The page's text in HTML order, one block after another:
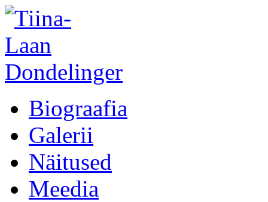
Biograafia
Galerii
Näitused
Meedia